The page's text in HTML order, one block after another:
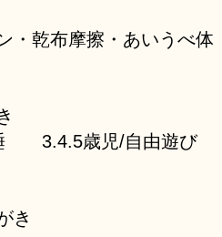
乾布摩擦・あいうべ体
3.4.5歳児/自由遊び
き